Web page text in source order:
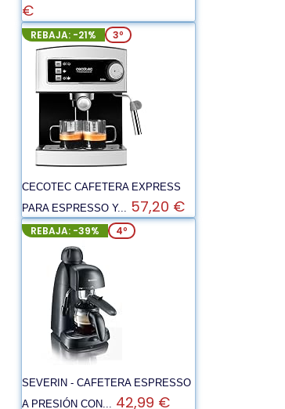
€
REBAJA: -21% 3º
CECOTEC CAFETERA EXPRESS
PARA ESPRESSO Y... 57,20 €
REBAJA: -39% 4º
SEVERIN - CAFETERA ESPRESSO
A PRESIÓN CON... 42,99 €